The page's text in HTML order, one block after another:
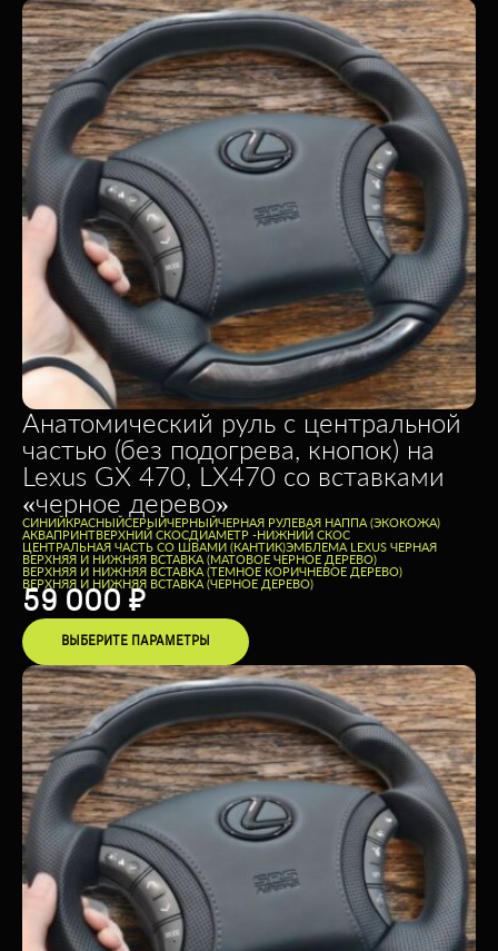
Анатомический руль c центральной
частью (без подогрева, кнопок) на
Lexus GX 470, LX470 со вставками
«черное дерево»
CИНИЙКРАСНЫЙСЕРЫЙЧЕРНЫЙЧЕРНАЯ РУЛЕВАЯ НАППА (ЭКОКОЖА)
АКВАПРИНТВЕРХНИЙ СКОСДИАМЕТР -НИЖНИЙ СКОС
ЦЕНТРАЛЬНАЯ ЧАСТЬ СО ШВАМИ (КАНТИК)ЭМБЛЕМА LEXUS ЧЕРНАЯ
ВЕРХНЯЯ И НИЖНЯЯ ВСТАВКА (МАТОВОЕ ЧЕРНОЕ ДЕРЕВО)
ВЕРХНЯЯ И НИЖНЯЯ ВСТАВКА (ТЕМНОЕ КОРИЧНЕВОЕ ДЕРЕВО)
ВЕРХНЯЯ И НИЖНЯЯ ВСТАВКА (ЧЕРНОЕ ДЕРЕВО)
59 000 ₽
ВЫБЕРИТЕ ПАРАМЕТРЫ